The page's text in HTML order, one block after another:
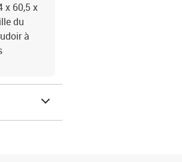
x 60,5 x
du
à